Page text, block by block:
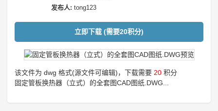
发布人: tong123
立即下载 (需要20积分)
该文件为 dwg 格式(源文件可编辑)，下载需要 20 积分
固定管板换热器（立式）的全套图CAD图纸.DWG...